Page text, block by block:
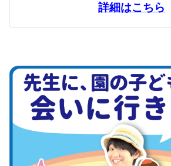
詳細はこちら